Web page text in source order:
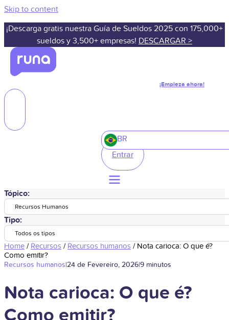
Skip to content
¡Descarga gratis nuestra Guía de Sueldos 2025 con 175,000+
sueldos y 3,500+ empresas! DESCARGAR >
¡Empieza ahora!
BR
Entrar
Tópico:
Recursos Humanos
Tipo:
Todos os tipos
Home / Recursos / Recursos humanos / Nota carioca: O que é?
Como emitir?
Recursos humanos|24 de Fevereiro, 2026|9 minutos
Nota carioca: O que é?
Como emitir?